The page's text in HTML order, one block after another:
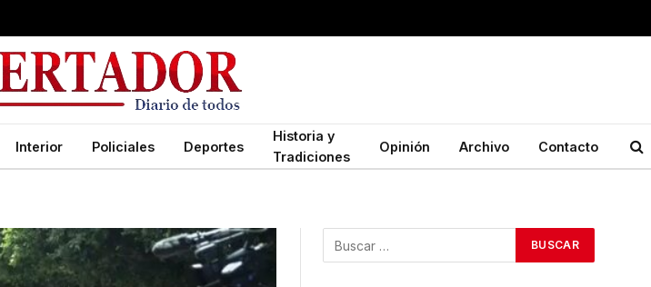
Interior Policiales Deportes
Historia y
Tradiciones
Opinión Archivo Contacto